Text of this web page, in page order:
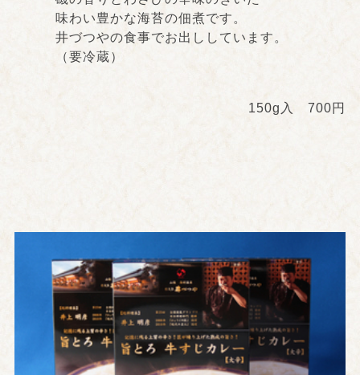
味わい豊かな海苔の佃煮です。
井づつやの食事でお出ししています。
（要冷蔵）
150g入 700円